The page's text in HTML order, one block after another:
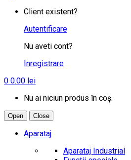
Client existent?
Autentificare
Nu aveti cont?
Inregistrare
0 0.00 lei
Nu ai niciun produs în coș.
Open Close
Aparataj
Aparataj Industrial